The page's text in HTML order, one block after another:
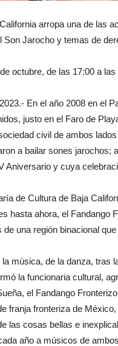
arropa una de las
Son Jarocho y temas de
octubre, de las 17:00 a
En el año 2008 en el
justo en el Faro de
civil de ambos
a bailar sones jarochos;
Aniversario y cuya
de Cultura de Baja
hasta ahora, el Fandango
una región binacional
música, de la danza, tras
la funcionaria cultural,
el Fandango
franja fronteriza de
las cosas bellas e
año a músicos de